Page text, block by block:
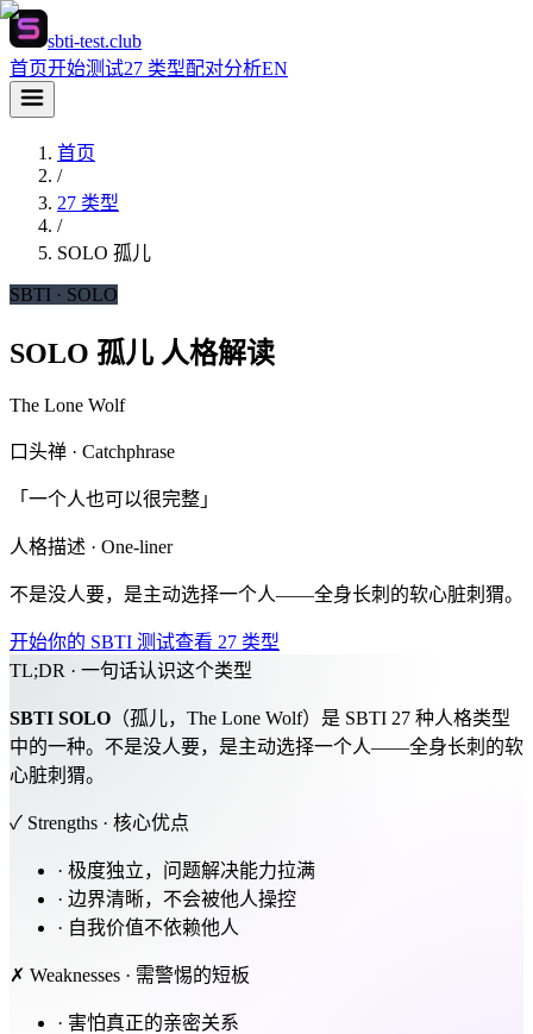
sbti-test.club
首页开始测试27 类型配对分析EN
首页
/
27 类型
/
SOLO 孤儿
SBTI · SOLO
SOLO 孤儿 人格解读
The Lone Wolf
口头禅 · Catchphrase
「一个人也可以很完整」
人格描述 · One-liner
不是没人要，是主动选择一个人——全身长刺的软心脏刺猬。
开始你的 SBTI 测试查看 27 类型
TL;DR · 一句话认识这个类型
SBTI SOLO （孤儿，The Lone Wolf）是 SBTI 27 种人格类型
中的一种。不是没人要，是主动选择一个人——全身长刺的软
心脏刺猬。
✓ Strengths · 核心优点
· 极度独立，问题解决能力拉满
· 边界清晰，不会被他人操控
· 自我价值不依赖他人
✗ Weaknesses · 需警惕的短板
· 害怕真正的亲密关系